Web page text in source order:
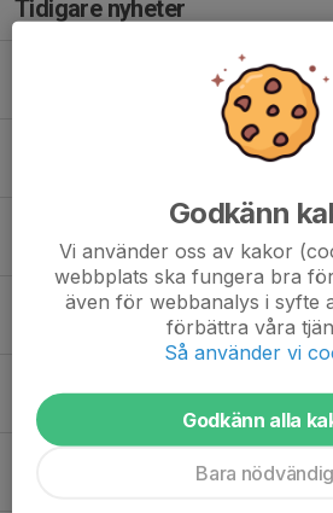
Tidigare nyheter
Betalning av t-shirt
T-shirtarna har kommit!
Supporter T-shirt – P15
23 maj, 12:15
Påminnelse från
28 apr, 21:56
Godkänn
Vi använder oss av kakor
webbplats ska fungera bra
även för webbanalys i syfte
förbättra våra
Så använder vi
Godkänn alla
Bara